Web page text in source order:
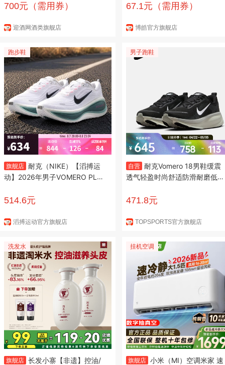
700元（需用券）
迎酒网酒类旗舰店
毛柔和牙刷头 铝合金磁吸充电
67.1元（需用券）
博皓官方旗舰店
跑步鞋
旗舰店 耐克（NIKE）【滔搏运
动】2026年男子VOMERO PLU
514.6元
滔搏运动官方旗舰店
男子跑鞋
自营 耐克Vomero 18男鞋缓震
透气轻盈时尚舒适防滑耐磨低帮
42.5
471.8元
TOPSPORTS官方旗舰店
洗发水
旗舰店 长发小寨【非遗】控油/
挂机空调
旗舰店 小米（MI）空调米家 速